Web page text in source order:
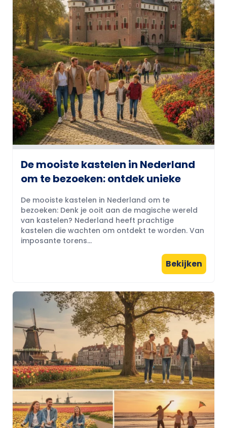
De mooiste kastelen in Nederland
om te bezoeken: ontdek unieke
De mooiste kastelen in Nederland om te
bezoeken: Denk je ooit aan de magische wereld
van kastelen? Nederland heeft prachtige
kastelen die wachten om ontdekt te worden. Van
imposante torens...
Bekijken